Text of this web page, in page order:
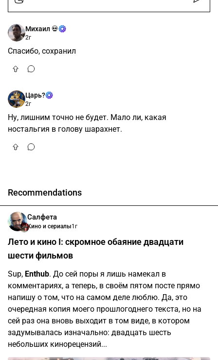
Михаил 💀
2г
Спасибо, сохранил
Царь?
2г
Ну, лишним точно не будет. Мало ли, какая
ностальгия в голову шарахнет.
Recommendations
Салфета
Кино и сериалы1г
Лето и кино I: скромное обаяние двадцати
шести фильмов
Sup, Enthub. До сей поры я лишь намекал в
комментариях, а теперь, в своём пятом посте прямо
напишу о том, что на самом деле люблю. Да, это
очередная копия моего прошлогоднего текста, но на
сей раз она вновь выходит в том виде, в котором
задумывалась изначально: двадцать шесть
небольших кинорецензий...